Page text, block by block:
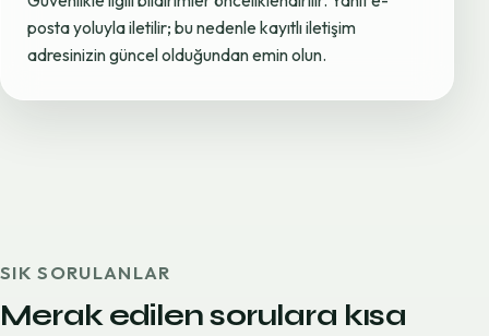
posta yoluyla iletilir; bu nedenle kayıtlı iletişim
adresinizin güncel olduğundan emin olun.
SIK SORULANLAR
Merak edilen sorulara kısa